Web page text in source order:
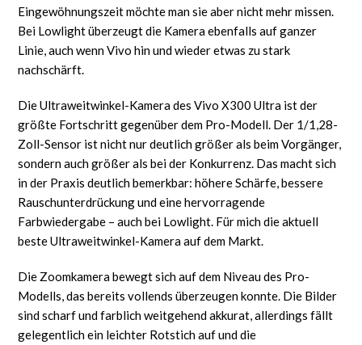
Eingewöhnungszeit möchte man sie aber nicht mehr missen.
Bei Lowlight überzeugt die Kamera ebenfalls auf ganzer
Linie, auch wenn Vivo hin und wieder etwas zu stark
nachschärft.
Die Ultraweitwinkel-Kamera des Vivo X300 Ultra ist der
größte Fortschritt gegenüber dem Pro-Modell. Der 1/1,28-
Zoll-Sensor ist nicht nur deutlich größer als beim Vorgänger,
sondern auch größer als bei der Konkurrenz. Das macht sich
in der Praxis deutlich bemerkbar: höhere Schärfe, bessere
Rauschunterdrückung und eine hervorragende
Farbwiedergabe – auch bei Lowlight. Für mich die aktuell
beste Ultraweitwinkel-Kamera auf dem Markt.
Die Zoomkamera bewegt sich auf dem Niveau des Pro-
Modells, das bereits vollends überzeugen konnte. Die Bilder
sind scharf und farblich weitgehend akkurat, allerdings fällt
gelegentlich ein leichter Rotstich auf und die